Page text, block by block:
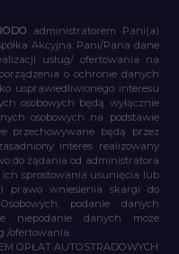
administratorem Pani(a)
Akcyjna. Pani/Pana dane
usług/ ofertowania na
o ochronie danych
usprawiedliwionego interesu
osobowych będą wyłącznie
osobowych na podstawie
przechowywane będą przez
interes realizowany
do żądania od administratora
ich sprostowania usunięcia lub
prawo wniesienia skargi do
podanie danych
niepodanie danych może
/ofertowania.
OPŁAT AUTOSTRADOWYCH